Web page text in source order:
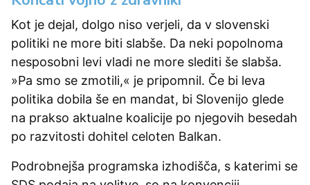
Kot je dejal, dolgo niso verjeli, da v slovenski
politiki ne more biti slabše. Da neki popolnoma
nesposobni levi vladi ne more slediti še slabša.
»Pa smo se zmotili,« je pripomnil. Če bi leva
politika dobila še en mandat, bi Slovenijo glede
na prakso aktualne koalicije po njegovih besedah
po razvitosti dohitel celoten Balkan.
Podrobnejša programska izhodišča, s katerimi se